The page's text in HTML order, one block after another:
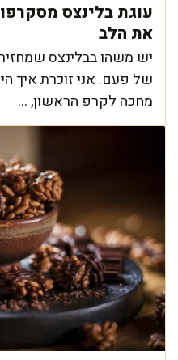
עוגת בלינצס
את הלב
יש משהו בבלינצס
של פעם. אני זוכרת איך
מחכה לקרפ הראשון, ...